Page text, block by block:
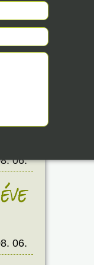
06.
éve
06.